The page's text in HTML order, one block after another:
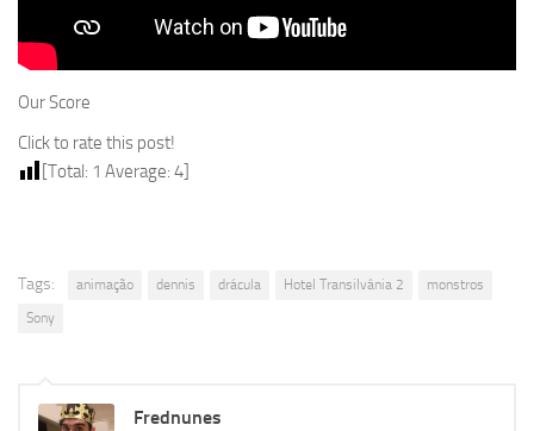
Our Score
Click to rate this post!
[Total: 1 Average: 4]
Tags: animação dennis drácula Hotel Transilvânia 2
monstros
Sony
Frednunes